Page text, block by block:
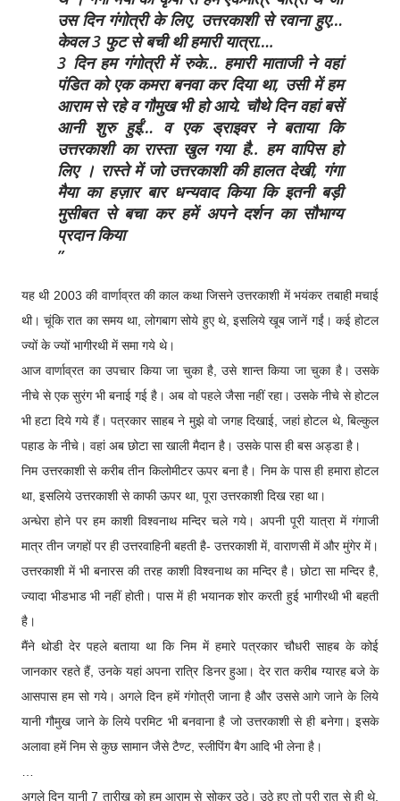
उस दिन गंगोत्री के लिए, उत्तरकाशी से रवाना हुए…
केवल 3 फुट से बची थी हमारी यात्रा….
3 दिन हम गंगोत्री में रुके… हमारी माताजी ने वहां
पंडित को एक कमरा बनवा कर दिया था, उसी में हम
आराम से रहे व गौमुख भी हो आये. चौथे दिन वहां बसें
आनी शुरु हुईं… व एक ड्राइवर ने बताया कि
उत्तरकाशी का रास्ता खुल गया है.. हम वापिस हो
लिए । रास्ते में जो उत्तरकाशी की हालत देखी, गंगा
मैया का हज़ार बार धन्यवाद किया कि इतनी बड़ी
मुसीबत से बचा कर हमें अपने दर्शन का सौभाग्य
प्रदान किया
यह थी 2003 की वार्णाव्रत की काल कथा जिसने उत्तरकाशी में भयंकर तबाही मचाई
थी। चूंकि रात का समय था, लोगबाग सोये हुए थे, इसलिये खूब जानें गईं। कई होटल
ज्यों के ज्यों भागीरथी में समा गये थे।
आज वार्णाव्रत का उपचार किया जा चुका है, उसे शान्त किया जा चुका है। उसके
नीचे से एक सुरंग भी बनाई गई है। अब वो पहले जैसा नहीं रहा। उसके नीचे से होटल
भी हटा दिये गये हैं। पत्रकार साहब ने मुझे वो जगह दिखाई, जहां होटल थे, बिल्कुल
पहाड के नीचे। वहां अब छोटा सा खाली मैदान है। उसके पास ही बस अड्डा है।
निम उत्तरकाशी से करीब तीन किलोमीटर ऊपर बना है। निम के पास ही हमारा होटल
था, इसलिये उत्तरकाशी से काफी ऊपर था, पूरा उत्तरकाशी दिख रहा था।
अन्धेरा होने पर हम काशी विश्वनाथ मन्दिर चले गये। अपनी पूरी यात्रा में गंगाजी
मात्र तीन जगहों पर ही उत्तरवाहिनी बहती है- उत्तरकाशी में, वाराणसी में और मुंगेर में।
उत्तरकाशी में भी बनारस की तरह काशी विश्वनाथ का मन्दिर है। छोटा सा मन्दिर है,
ज्यादा भीडभाड भी नहीं होती। पास में ही भयानक शोर करती हुई भागीरथी भी बहती
है।
मैंने थोडी देर पहले बताया था कि निम में हमारे पत्रकार चौधरी साहब के कोई
जानकार रहते हैं, उनके यहां अपना रात्रि डिनर हुआ। देर रात करीब ग्यारह बजे के
आसपास हम सो गये। अगले दिन हमें गंगोत्री जाना है और उससे आगे जाने के लिये
यानी गौमुख जाने के लिये परमिट भी बनवाना है जो उत्तरकाशी से ही बनेगा। इसके
अलावा हमें निम से कुछ सामान जैसे टैण्ट, स्लीपिंग बैग आदि भी लेना है।
अगले दिन यानी 7 तारीख को हम आराम से सोकर उठे। उठे हुए तो पूरी रात से ही थे,